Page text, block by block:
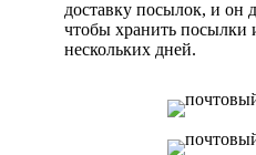
доставку посылок, и он
чтобы хранить посылки
нескольких дней.